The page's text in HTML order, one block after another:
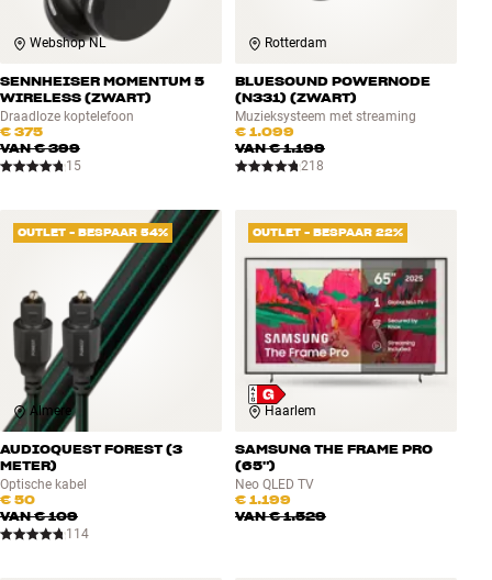
Webshop NL
SENNHEISER MOMENTUM 5
WIRELESS (ZWART)
Draadloze koptelefoon
€ 375
VAN€ 399
15
Rotterdam
BLUESOUND POWERNODE
(N331) (ZWART)
Muzieksysteem met streaming
€ 1.099
VAN€ 1.199
218
OUTLET - BESPAAR 54%
Almere
AUDIOQUEST FOREST (3
METER)
Optische kabel
€ 50
VAN€ 109
114
OUTLET - BESPAAR 22%
Haarlem
SAMSUNG THE FRAME PRO
(65")
Neo QLED TV
€ 1.199
VAN€ 1.529